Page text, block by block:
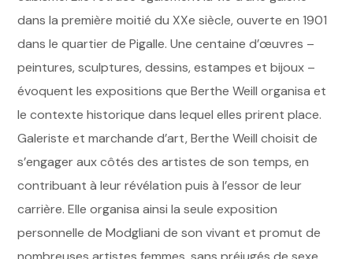
dans la première moitié du XXe siècle, ouverte en 1901
dans le quartier de Pigalle. Une centaine d’œuvres –
peintures, sculptures, dessins, estampes et bijoux –
évoquent les expositions que Berthe Weill organisa et
le contexte historique dans lequel elles prirent place.
Galeriste et marchande d’art, Berthe Weill choisit de
s’engager aux côtés des artistes de son temps, en
contribuant à leur révélation puis à l’essor de leur
carrière. Elle organisa ainsi la seule exposition
personnelle de Modgliani de son vivant et promut de